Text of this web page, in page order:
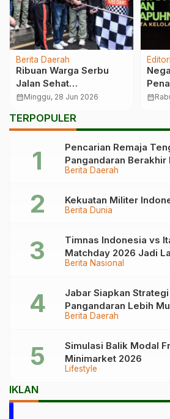
Berita Daerah
Ribuan Warga Serbu
Jalan Sehat
Bhayangkara Ciamis
calendar_monthMinggu, 28 Jun 2026 calendar_month
TERPOPULER
Berita Daerah
Pencarian Remaja
Pangandaran Berakhir
Kronologinya
Berita Dunia
Kekuatan Militer
Berita Nasional
Timnas Indonesia vs
Matchday 2026 Jadi
Garuda!
Berita Daerah
Jabar Siapkan Strategi
Pangandaran Lebih
Lifestyle
Simulasi Balik Modal
Minimarket 2026
IKLAN